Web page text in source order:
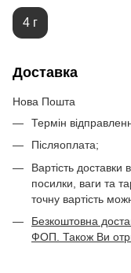
4 г
Доставка
Нова Пошта
Термін
Післяоплата;
Вартість доставки
посилки, ваги та
точну вартість
Безкоштовна
ФОП. Також Ви